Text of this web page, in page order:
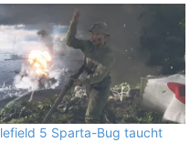
5 Sparta-Bug taucht